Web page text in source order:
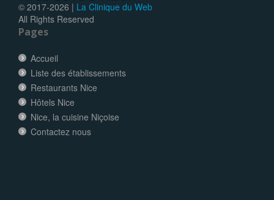
© 2017-2026 | La Clinique du Web
All Rights Reserved
Pages
Accueil
Liste des établissements
Restaurants Nice
Hôtels Nice
Nice, la cuisine Niçoise
Contactez nous